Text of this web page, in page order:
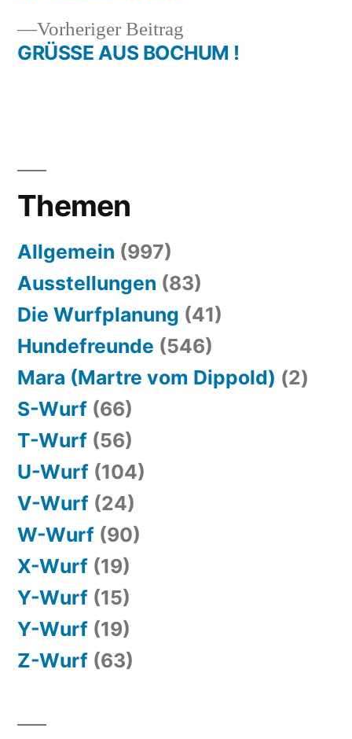
Vorheriger Beitrag
Beitrag:
GRÜSSE AUS BOCHUM !
Themen
Allgemein (997)
Ausstellungen (83)
Die Wurfplanung (41)
Hundefreunde (546)
Mara (Martre vom Dippold) (2)
S-Wurf (66)
T-Wurf (56)
U-Wurf (104)
V-Wurf (24)
W-Wurf (90)
X-Wurf (19)
Y-Wurf (15)
Y-Wurf (19)
Z-Wurf (63)